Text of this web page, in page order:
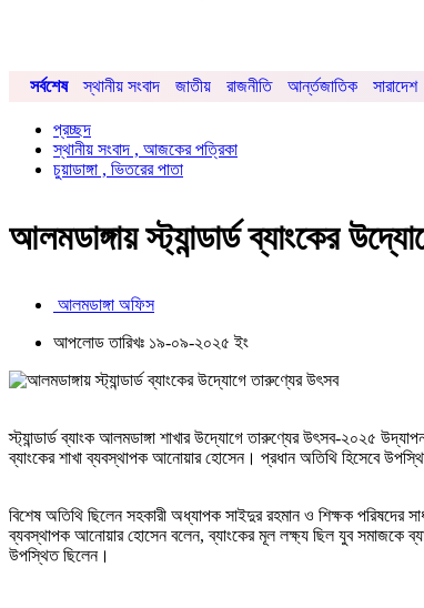
সর্বশেষ স্থানীয় সংবাদ জাতীয় রাজনীতি আর্ন্তজাতিক সারাদেশ
প্রচ্ছদ
স্থানীয় সংবাদ , আজকের পত্রিকা
চুয়াডাঙ্গা , ভিতরের পাতা
আলমডাঙ্গায় স্ট্যান্ডার্ড ব্যাংকের
আলমডাঙ্গা অফিস
আপলোড তারিখঃ ১৯-০৯-২০২৫ ইং
স্ট্যান্ডার্ড ব্যাংক আলমডাঙ্গা শাখার উদ্যোগে তারুণ্যের উৎসব-২০২৫
ব্যাংকের শাখা ব্যবস্থাপক আনোয়ার হোসেন। প্রধান অতিথি হিসেবে
বিশেষ অতিথি ছিলেন সহকারী অধ্যাপক সাইদুর রহমান ও শিক্ষক পরিষদের
ব্যবস্থাপক আনোয়ার হোসেন বলেন, ব্যাংকের মূল লক্ষ্য ছিল যুব সমাজকে
উপস্থিত ছিলেন।